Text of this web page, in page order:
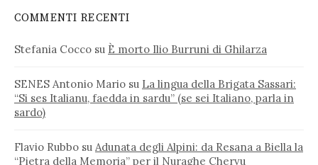
COMMENTI RECENTI
Stefania Cocco su È morto Ilio Burruni di Ghilarza
SENES Antonio Mario su La lingua della Brigata Sassari:
“Si ses Italianu, faedda in sardu” (se sei Italiano, parla in
sardo)
Flavio Rubbo su Adunata degli Alpini: da Resana a Biella la
“Pietra della Memoria” per il Nuraghe Chervu